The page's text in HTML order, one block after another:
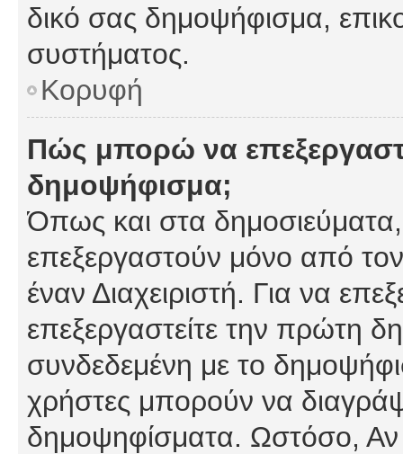
δικό σας δημοψήφισμα,
συστήματος.
Κορυφή
Πώς μπορώ να
δημοψήφισμα;
Όπως και στα
επεξεργαστούν μόνο από
έναν Διαχειριστή. Για να
επεξεργαστείτε την πρώτη
συνδεδεμένη με το
χρήστες μπορούν να
δημοψηφίσματα. Ωστόσο, Αν